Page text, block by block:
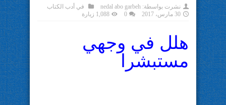
نشرت بواسطة: nedal abo garbeh في أدب الكتاب
30 مارس، 2017
0 1,088 زيارة
هلل في وجهي
مستبشرا